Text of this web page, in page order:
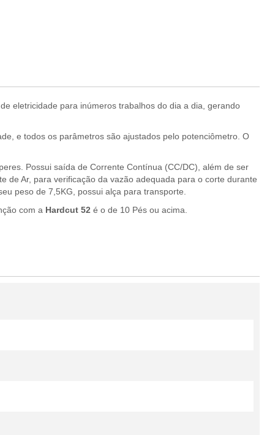
eletricidade para inúmeros trabalhos do dia a dia, gerando
e todos os parâmetros são ajustados pelo potenciômetro. O
Possui saída de Corrente Contínua (CC/DC), além de ser
de Ar, para verificação da vazão adequada para o corte durante
peso de 7,5KG, possui alça para transporte.
com a Hardcut 52 é o de 10 Pés ou acima.